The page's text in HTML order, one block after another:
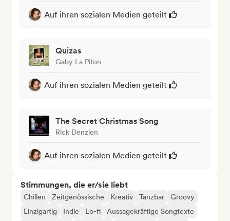
Auf ihren sozialen Medien geteilt
Quizas
Gaby La Piton
Auf ihren sozialen Medien geteilt
The Secret Christmas Song
Rick Denzien
Auf ihren sozialen Medien geteilt
Stimmungen, die er/sie liebt
Chillen Zeitgenössische Kreativ Tanzbar
Groovy
Einzigartig
Indie Lo-fi
Aussagekräftige Songtexte